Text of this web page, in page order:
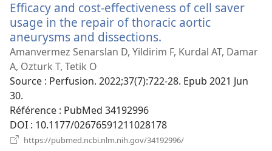
fenêtre)
Efficacy and cost-effectiveness of cell saver
usage in the repair of thoracic aortic
aneurysms and dissections.
une
fenêtre)
Amanvermez Senarslan D, Yildirim F, Kurdal AT, Damar
A, Ozturk T, Tetik O
Source ‎: Perfusion. 2022;37(7):722-28. Epub 2021 Jun
30.
Référence ‎: PubMed 34192996
DOI ‎: 10.1177/02676591211028178
https://pubmed.ncbi.nlm.nih.gov/34192996/